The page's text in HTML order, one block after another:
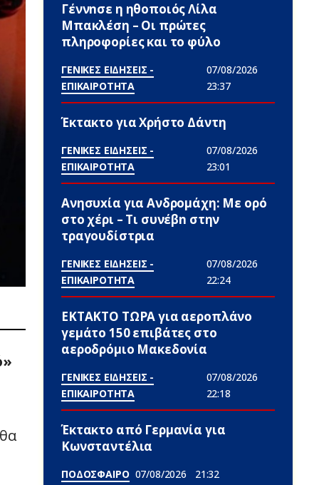
Γέννnσε η ηθοποιός Λίλα
Μπακλέση – Οι πρώτες
πληροφορίες και το φύλο
ΓΕΝΙΚΕΣ ΕΙΔΗΣΕΙΣ -
ΕΠΙΚΑΙΡΟΤΗΤΑ
07/08/2026
23:37
Έκτακτο για Χρήστο Δάντη
ΓΕΝΙΚΕΣ ΕΙΔΗΣΕΙΣ -
ΕΠΙΚΑΙΡΟΤΗΤΑ
07/08/2026
23:01
Ανησυxία για Ανδρομάχη: Με ορό
στο χέρι – Τι συνέβn στην
τραγουδίστρια
ΓΕΝΙΚΕΣ ΕΙΔΗΣΕΙΣ -
ΕΠΙΚΑΙΡΟΤΗΤΑ
07/08/2026
22:24
ΕΚΤΑΚΤΟ ΤΩΡΑ για αεροπλάνο
γεμάτο 150 επιβάτες στο
αεροδρόμιο Μακεδονία
ΓΕΝΙΚΕΣ ΕΙΔΗΣΕΙΣ -
ΕΠΙΚΑΙΡΟΤΗΤΑ
07/08/2026
22:18
Έκτακτο από Γερμανία για
Κωνσταντέλια
ΠΟΔΟΣΦΑΙΡΟ 07/08/2026 21:32